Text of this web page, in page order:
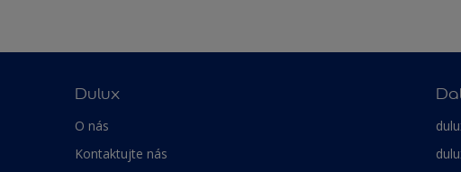
Dulux
O nás
Kontaktujte nás